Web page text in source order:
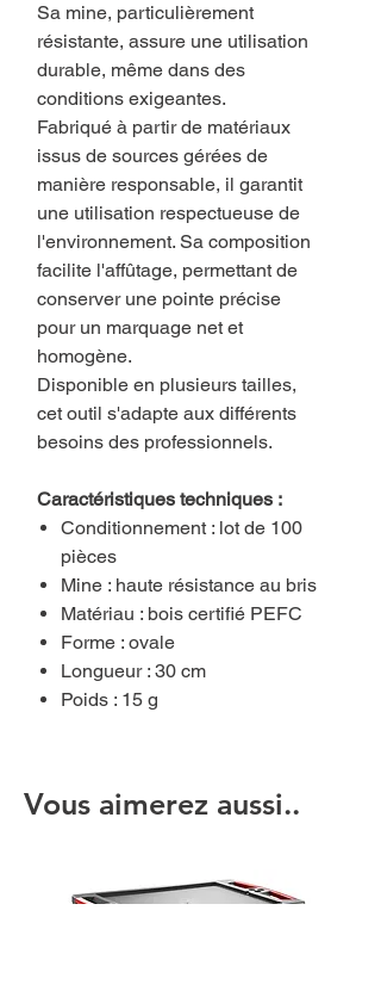
Sa mine, particulièrement
résistante, assure une utilisation
durable, même dans des
conditions exigeantes.
Fabriqué à partir de matériaux
issus de sources gérées de
manière responsable, il garantit
une utilisation respectueuse de
l'environnement. Sa composition
facilite l'affûtage, permettant de
conserver une pointe précise
pour un marquage net et
homogène.
Disponible en plusieurs tailles,
cet outil s'adapte aux différents
besoins des professionnels.
Caractéristiques techniques :
Conditionnement : lot de 100
pièces
Mine : haute résistance au bris
Matériau : bois certifié PEFC
Forme : ovale
Longueur : 30 cm
Poids : 15 g
Vous aimerez aussi..